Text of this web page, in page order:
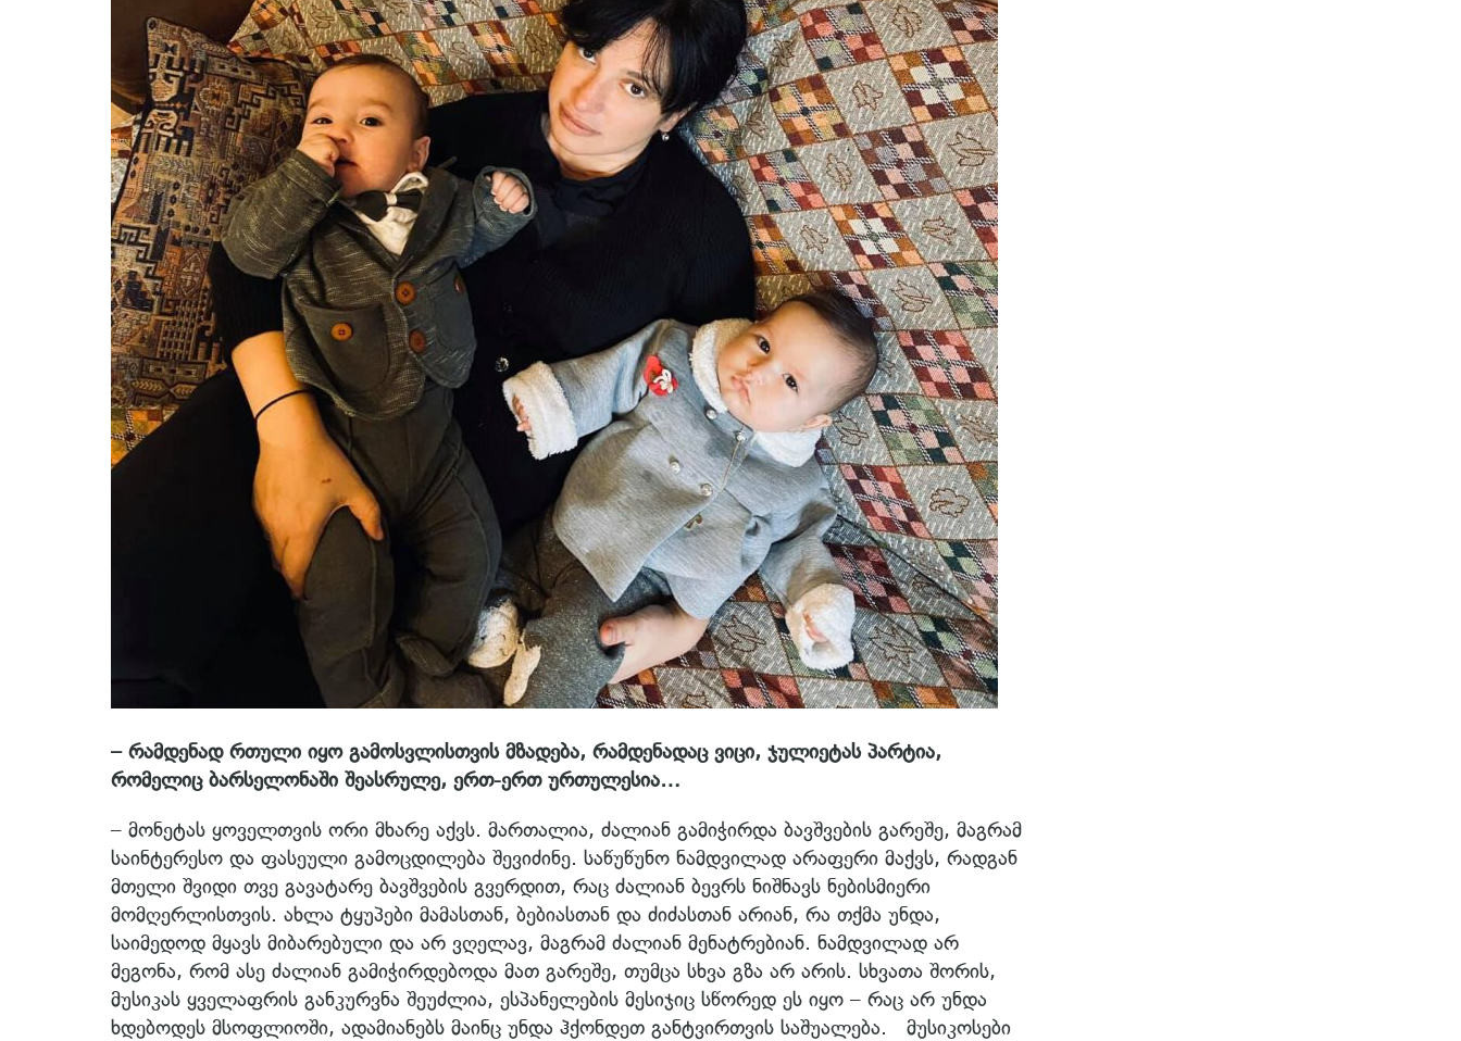
– რამდენად რთული იყო გამოსვლისთვის მზადება, რამდენადაც ვიცი, ჯულიეტას პარტია,
რომელიც ბარსელონაში შეასრულე, ერთ-ერთ ურთულესია…
– მონეტას ყოველთვის ორი მხარე აქვს. მართალია, ძალიან გამიჭირდა ბავშვების გარეშე, მაგრამ
საინტერესო და ფასეული გამოცდილება შევიძინე. საწუწუნო ნამდვილად არაფერი მაქვს, რადგან
მთელი შვიდი თვე გავატარე ბავშვების გვერდით, რაც ძალიან ბევრს ნიშნავს ნებისმიერი
მომღერლისთვის. ახლა ტყუპები მამასთან, ბებიასთან და ძიძასთან არიან, რა თქმა უნდა,
საიმედოდ მყავს მიბარებული და არ ვღელავ, მაგრამ ძალიან მენატრებიან. ნამდვილად არ
მეგონა, რომ ასე ძალიან გამიჭირდებოდა მათ გარეშე, თუმცა სხვა გზა არ არის. სხვათა შორის,
მუსიკას ყველაფრის განკურვნა შეუძლია, ესპანელების მესიჯიც სწორედ ეს იყო – რაც არ უნდა
ხდებოდეს მსოფლიოში, ადამიანებს მაინც უნდა ჰქონდეთ განტვირთვის საშუალება. მუსიკოსები